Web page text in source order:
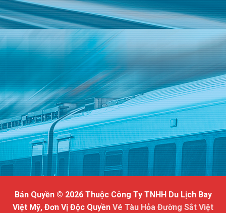
Bản Quyền © 2026 Thuộc Công Ty TNHH Du Lịch Bay
Việt Mỹ, Đơn Vị Độc Quyền Vé Tàu Hỏa Đường Sắt Việt